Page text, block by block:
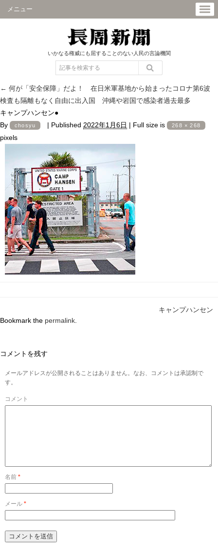
メニュー
いかなる権威にも屈することのない人民の言論機関
← 何が「安全保障」だよ！ 在日米軍基地から始まったコロナ第6波
検査も隔離もなく自由に出入国 沖縄や岩国で感染者過去最多
キャンプハンセン●
By
chosyu | Published 2022年1月6日 | Full size is 268 × 268
pixels
キャンプハンセン
Bookmark the permalink
コメントを残す
メールアドレスが公開されることはありません。なお、コメントは承認制で
す。
コメント
名前 *
メール *